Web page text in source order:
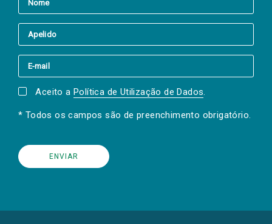
Aceito a Política de Utilização de Dados.
* Todos os campos são de preenchimento obrigatório.